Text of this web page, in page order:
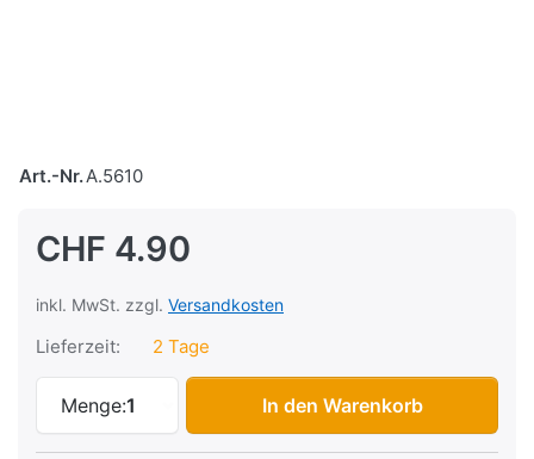
Art.-Nr.A.5610
CHF 4.90
inkl. MwSt. zzgl. Versandkosten
Lieferzeit: 2 Tage
Menge:1
Drehfeder Kupplungshebel Sachs 503
In den Warenkorb